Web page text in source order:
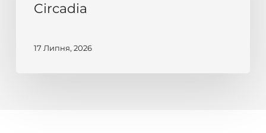
CircadiaCircadia
17 Липня, 2026